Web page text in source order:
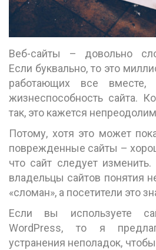
Веб-сайты – довольно
Если буквально, то это
работающих все вместе,
жизнеспособность сайта.
так, это кажется
Потому, хотя это может
поврежденные сайты –
что сайт следует
владельцы сайтов понятия
«сломан», а посетители это
Если вы используете
WordPress, то я
устранения неполадок,